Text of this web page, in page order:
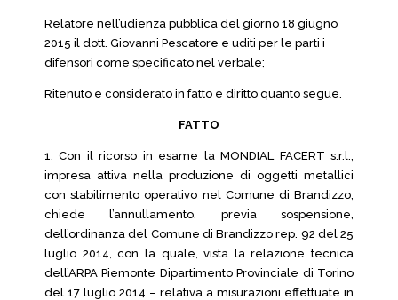
Relatore nell’udienza pubblica del giorno 18 giugno
2015 il dott. Giovanni Pescatore e uditi per le parti i
difensori come specificato nel verbale;
Ritenuto e considerato in fatto e diritto quanto segue.
FATTO
1. Con il ricorso in esame la MONDIAL FACERT s.r.l.,
impresa attiva nella produzione di oggetti metallici
con stabilimento operativo nel Comune di Brandizzo,
chiede l’annullamento, previa sospensione,
dell’ordinanza del Comune di Brandizzo rep. 92 del 25
luglio 2014, con la quale, vista la relazione tecnica
dell’ARPA Piemonte Dipartimento Provinciale di Torino
del 17 luglio 2014 – relativa a misurazioni effettuate in